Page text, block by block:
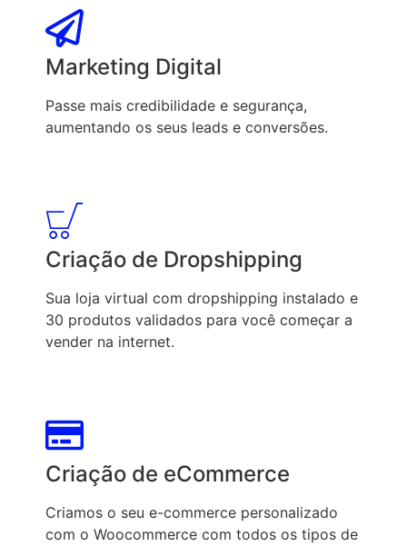
Marketing Digital
Passe mais credibilidade e segurança,
aumentando os seus leads e conversões.
Criação de Dropshipping
Sua loja virtual com dropshipping instalado e
30 produtos validados para você começar a
vender na internet.
Criação de eCommerce
Criamos o seu e-commerce personalizado
com o Woocommerce com todos os tipos de